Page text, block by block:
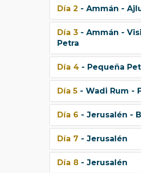
Día 2 - Ammán -
Día 3 - Ammán -
Petra
Día 4 - Pequeña
Día 5 - Wadi Rum -
Día 6 - Jerusalén -
Día 7 - Jerusalén
Día 8 - Jerusalén